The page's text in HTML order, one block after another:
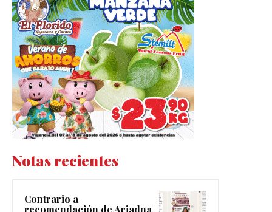
Notas recientes
Contrario a
recomendación de Ariadna